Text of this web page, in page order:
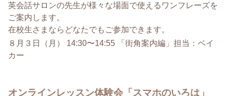
英会話サロンの先生が様々な場面で使えるワンフレーズを
ご案内します。
在校生さまならどなたでもご参加できます。
８月３日（月） 14:30〜14:55 「街角案内編」担当：ベイ
カー
オンラインレッスン体験会「スマホのいろは」